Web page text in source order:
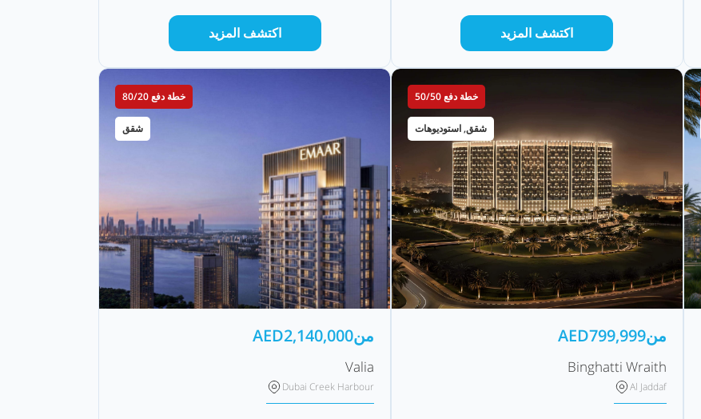
اكتشف المزيد اكتشف المزيد
خطة دفع 80/20
شقق
من AED2,140,000
Valia
Dubai Creek Harbour
خطة دفع 50/50
شقق, استوديوهات
من AED799,999
Binghatti Wraith
Al Jaddaf